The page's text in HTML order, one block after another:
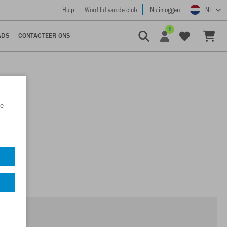
Hulp Word lid van de club Nu inloggen NL
CONTACTEER ONS
1